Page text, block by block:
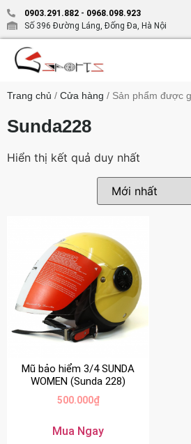
0903.291.882 - 0968.098.923
Số 396 Đường Láng, Đống Đa, Hà Nội
Trang chủ / Cửa hàng / Sản phẩm được
Sunda228
Hiển thị kết quả duy nhất
Mũ bảo hiểm 3/4 SUNDA
WOMEN (Sunda 228)
500.000₫
Mua Ngay